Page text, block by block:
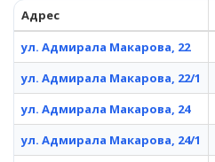
Адрес
ул. Адмирала Макарова, 22
ул. Адмирала Макарова, 22/1
ул. Адмирала Макарова, 24
ул. Адмирала Макарова, 24/1